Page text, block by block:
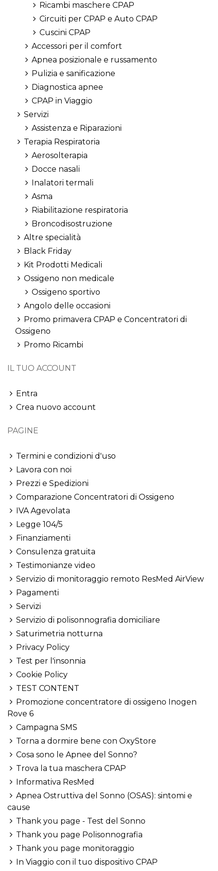
Ricambi maschere CPAP
Circuiti per CPAP e Auto CPAP
Cuscini CPAP
Accessori per il comfort
Apnea posizionale e russamento
Pulizia e sanificazione
Diagnostica apnee
CPAP in Viaggio
Servizi
Assistenza e Riparazioni
Terapia Respiratoria
Aerosolterapia
Docce nasali
Inalatori termali
Asma
Riabilitazione respiratoria
Broncodisostruzione
Altre specialità
Black Friday
Kit Prodotti Medicali
Ossigeno non medicale
Ossigeno sportivo
Angolo delle occasioni
Promo primavera CPAP e Concentratori di
Ossigeno
Promo Ricambi
IL TUO ACCOUNT
Entra
Crea nuovo account
PAGINE
Termini e condizioni d'uso
Lavora con noi
Prezzi e Spedizioni
Comparazione Concentratori di Ossigeno
IVA Agevolata
Legge 104/5
Finanziamenti
Consulenza gratuita
Testimonianze video
Servizio di monitoraggio remoto ResMed AirView
Pagamenti
Servizi
Servizio di polisonnografia domiciliare
Saturimetria notturna
Privacy Policy
Test per l'insonnia
Cookie Policy
TEST CONTENT
Promozione concentratore di ossigeno Inogen
Rove 6
Campagna SMS
Torna a dormire bene con OxyStore
Cosa sono le Apnee del Sonno?
Trova la tua maschera CPAP
Informativa ResMed
Apnea Ostruttiva del Sonno (OSAS): sintomi e
cause
Thank you page - Test del Sonno
Thank you page Polisonnografia
Thank you page monitoraggio
In Viaggio con il tuo dispositivo CPAP